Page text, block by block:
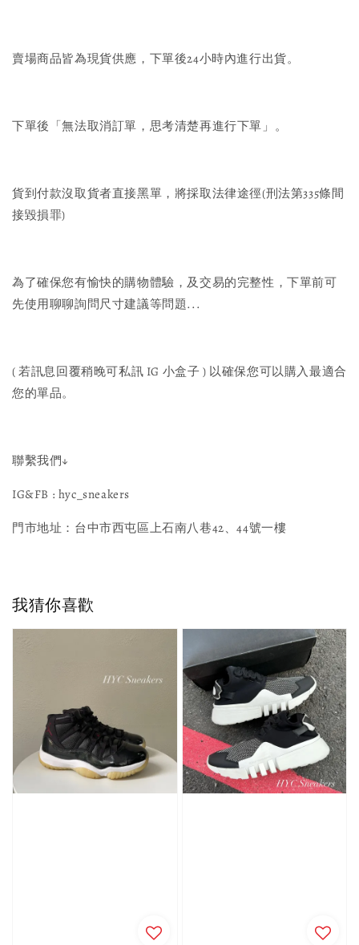
賣場商品皆為現貨供應，下單後24小時內進行出貨。
下單後「無法取消訂單，思考清楚再進行下單」。
貨到付款沒取貨者直接黑單，將採取法律途徑(刑法第335條間
接毀損罪)
為了確保您有愉快的購物體驗，及交易的完整性，下單前可
先使用聊聊詢問尺寸建議等問題...
( 若訊息回覆稍晚可私訊 IG 小盒子 ) 以確保您可以購入最適合
您的單品。
聯繫我們↓
IG&FB : hyc_sneakers
門市地址：台中市西屯區上石南八巷42、44號一樓
我猜你喜歡